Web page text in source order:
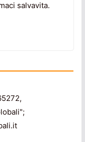
salvavita.